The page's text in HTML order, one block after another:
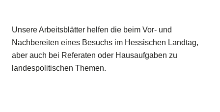
Unsere Arbeitsblätter helfen die beim Vor- und
Nachbereiten eines Besuchs im Hessischen Landtag,
aber auch bei Referaten oder Hausaufgaben zu
landespolitischen Themen.